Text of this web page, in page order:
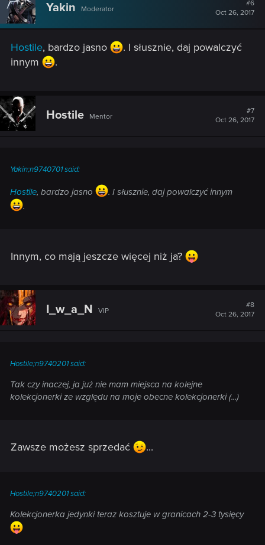
i
o
n
:
Yakin Moderator
#6
Oct 26, 2017
Hostile, bardzo jasno
. I słusznie, daj powalczyć
innym
.
Hostile Mentor
#7
Oct 26, 2017
Yakin;n9740701 said:
Hostile, bardzo jasno
. I słusznie, daj powalczyć innym
.
Innym, co mają jeszcze więcej niż ja?
I_w_a_N VIP
#8
Oct 26, 2017
Hostile;n9740201 said:
Tak czy inaczej, ja już nie mam miejsca na kolejne
kolekcjonerki ze względu na moje obecne kolekcjonerki (...)
Zawsze możesz sprzedać ...
Hostile;n9740201 said:
Kolekcjonerka jedynki teraz kosztuje w granicach 2-3 tysięcy